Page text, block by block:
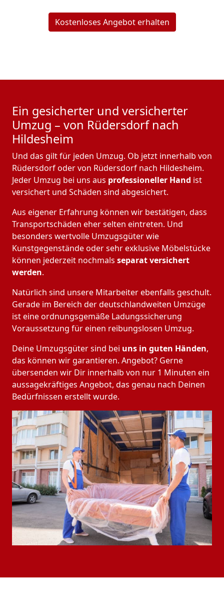
Kostenloses Angebot erhalten
Ein gesicherter und versicherter
Umzug – von Rüdersdorf nach
Hildesheim
Und das gilt für jeden Umzug. Ob jetzt innerhalb von
Rüdersdorf oder von Rüdersdorf nach Hildesheim.
Jeder Umzug bei uns aus professioneller Hand ist
versichert und Schäden sind abgesichert.
Aus eigener Erfahrung können wir bestätigen, dass
Transportschäden eher selten eintreten. Und
besonders wertvolle Umzugsgüter wie
Kunstgegenstände oder sehr exklusive Möbelstücke
können jederzeit nochmals separat versichert
werden.
Natürlich sind unsere Mitarbeiter ebenfalls geschult.
Gerade im Bereich der deutschlandweiten Umzüge
ist eine ordnungsgemäße Ladungssicherung
Voraussetzung für einen reibungslosen Umzug.
Deine Umzugsgüter sind bei uns in guten Händen,
das können wir garantieren. Angebot? Gerne
übersenden wir Dir innerhalb von nur 1 Minuten ein
aussagekräftiges Angebot, das genau nach Deinen
Bedürfnissen erstellt wurde.